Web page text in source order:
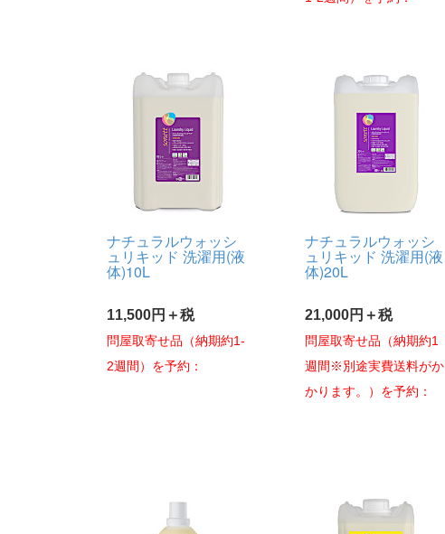
ナチュラルウォッシ
ュリキッド 洗濯用(液
体)10L
11,500円＋税
問屋取寄せ品（納期約1-
2週間）を予約：
ナチュラルウォッシ
ュリキッド 洗濯用(液
体)20L
21,000円＋税
問屋取寄せ品（納期約1
週間※別途実費送料がか
かります。）を予約：